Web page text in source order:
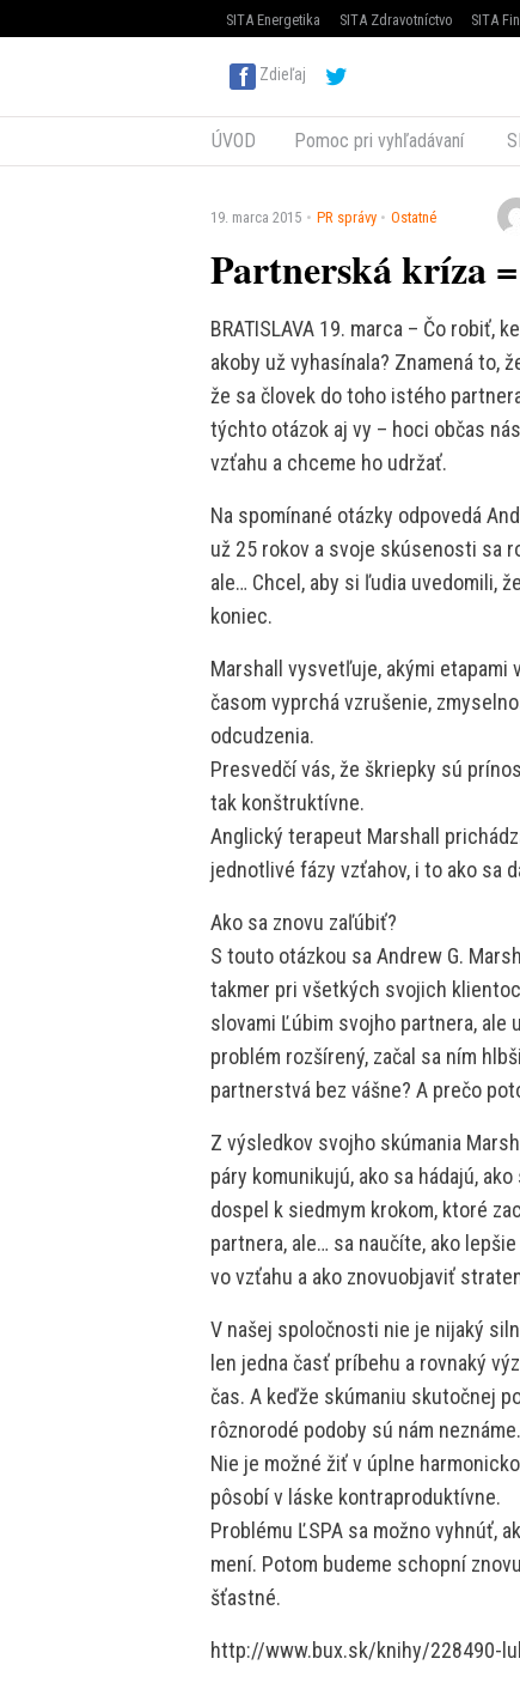
SITA Energetika SITA Zdravotníctvo SITA
Zdieľaj
ÚVOD Pomoc pri vyhľadávaní
19. marca 2015 PR správy Ostatné
Partnerská kríza
BRATISLAVA 19. marca – Čo robiť,
akoby už vyhasínala? Znamená to,
že sa človek do toho istého
týchto otázok aj vy – hoci občas
vzťahu a chceme ho udržať.
Na spomínané otázky odpovedá
už 25 rokov a svoje skúsenosti sa
ale… Chcel, aby si ľudia uvedomili,
koniec.
Marshall vysvetľuje, akými etapami
časom vyprchá vzrušenie,
odcudzenia.
Presvedčí vás, že škriepky sú
tak konštruktívne.
Anglický terapeut Marshall
jednotlivé fázy vzťahov, i to ako sa
Ako sa znovu zaľúbiť?
S touto otázkou sa Andrew G.
takmer pri všetkých svojich
slovami Ľúbim svojho partnera, ale
problém rozšírený, začal sa ním
partnerstvá bez vášne? A prečo
Z výsledkov svojho skúmania
páry komunikujú, ako sa hádajú,
dospel k siedmym krokom, ktoré
partnera, ale… sa naučíte, ako
vo vzťahu a ako znovuobjaviť
V našej spoločnosti nie je nijaký
len jedna časť príbehu a rovnaký
čas. A keďže skúmaniu skutočnej
rôznorodé podoby sú nám neznáme.
Nie je možné žiť v úplne
pôsobí v láske kontraproduktívne.
Problému ĽSPA sa možno vyhnúť,
mení. Potom budeme schopní
šťastné.
http://www.bux.sk/knihy/228490-